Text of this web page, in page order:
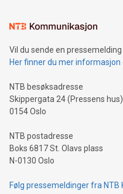
Vil du sende en
Her finner du mer
NTB besøksadresse
Skippergata 24 (Pressens hus)
0154 Oslo
NTB postadresse
Boks 6817 St. Olavs plass
N-0130 Oslo
Følg pressemeldinger fra NTB